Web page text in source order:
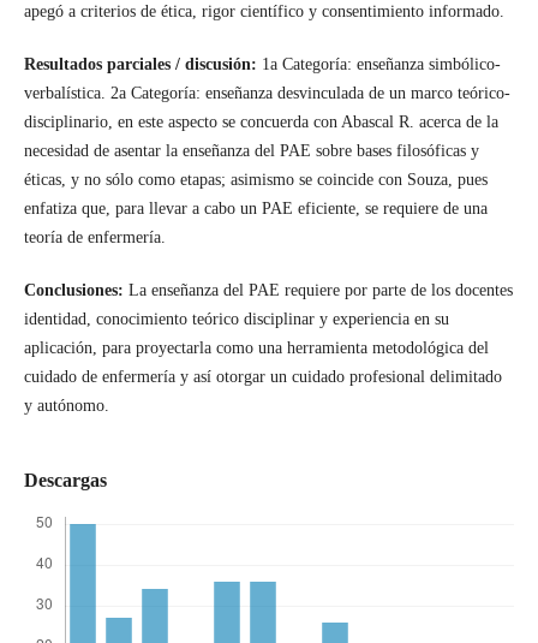
apegó a criterios de ética, rigor científico y consentimiento informado.
Resultados parciales / discusión: 1a Categoría: enseñanza simbólico-
verbalística. 2a Categoría: enseñanza desvinculada de un marco teórico-
disciplinario, en este aspecto se concuerda con Abascal R. acerca de la
necesidad de asentar la enseñanza del PAE sobre bases filosóficas y
éticas, y no sólo como etapas; asimismo se coincide con Souza, pues
enfatiza que, para llevar a cabo un PAE eficiente, se requiere de una
teoría de enfermería.
Conclusiones: La enseñanza del PAE requiere por parte de los docentes
identidad, conocimiento teórico disciplinar y experiencia en su
aplicación, para proyectarla como una herramienta metodológica del
cuidado de enfermería y así otorgar un cuidado profesional delimitado
y autónomo.
Descargas